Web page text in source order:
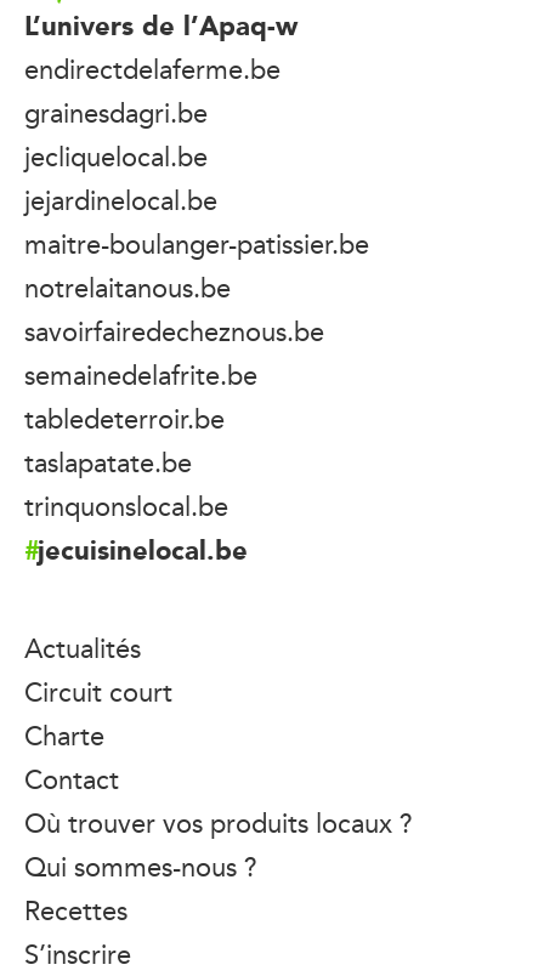
L’univers de l’Apaq-w
endirectdelaferme.be
grainesdagri.be
jecliquelocal.be
jejardinelocal.be
maitre-boulanger-patissier.be
notrelaitanous.be
savoirfairedecheznous.be
semainedelafrite.be
tabledeterroir.be
taslapatate.be
trinquonslocal.be
jecuisinelocal.be
Actualités
Circuit court
Charte
Contact
Où trouver vos produits locaux ?
Qui sommes-nous ?
Recettes
S’inscrire